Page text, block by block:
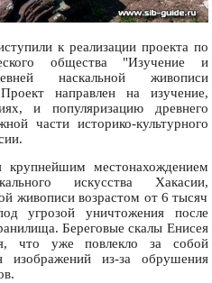
к реализации проекта по
общества "Изучение и
наскальной живописи
направлен на изучение,
и популяризацию древнего
части историко-культурного
крупнейшим местонахождением
искусства Хакасии,
живописи возрастом от 6 тысяч
угрозой уничтожения после
Береговые скалы Енисея
что уже повлекло за собой
изображений из-за обрушения